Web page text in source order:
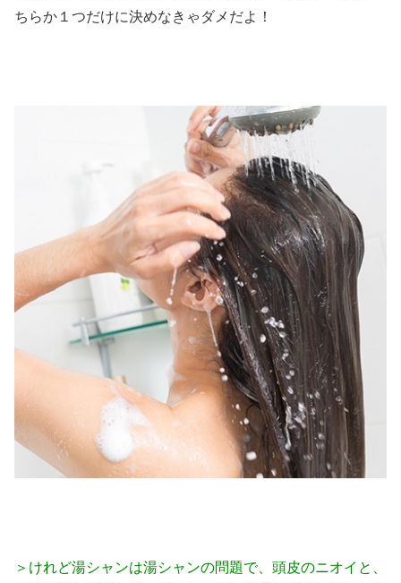
ちらか１つだけに決めなきゃダメだよ！
＞けれど湯シャンは湯シャンの問題で、頭皮のニオイと、